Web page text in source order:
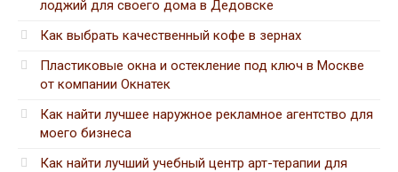
лоджий для своего дома в Дедовске
Как выбрать качественный кофе в зернах
Пластиковые окна и остекление под ключ в Москве
от компании Окнатек
Как найти лучшее наружное рекламное агентство для
моего бизнеса
Как найти лучший учебный центр арт-терапии для